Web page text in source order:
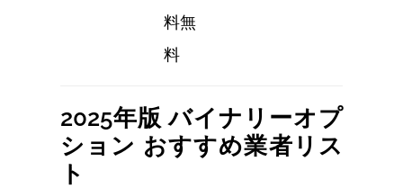
料無
料
2025年版 バイナリーオプ
ション おすすめ業者リス
ト